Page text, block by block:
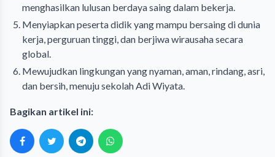
menghasilkan lulusan berdaya saing dalam bekerja.
Menyiapkan peserta didik yang mampu bersaing di dunia
kerja, perguruan tinggi, dan berjiwa wirausaha secara
global.
Mewujudkan lingkungan yang nyaman, aman, rindang, asri,
dan bersih, menuju sekolah Adi Wiyata.
Bagikan artikel ini: